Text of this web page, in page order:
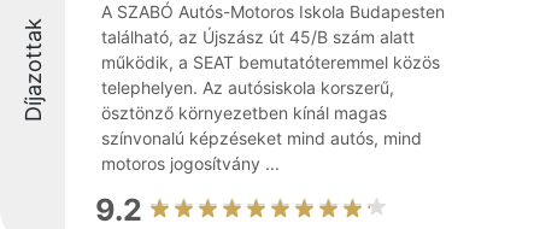
Díjazottak
A SZABÓ Autós-Motoros Iskola Budapesten
található, az Újszász út 45/B szám alatt
működik, a SEAT bemutatóteremmel közös
telephelyen. Az autósiskola korszerű,
ösztönző környezetben kínál magas
színvonalú képzéseket mind autós, mind
motoros jogosítvány ...
9.2